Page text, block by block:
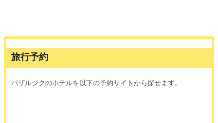
旅行予約
パザルジクのホテルを以下の予約サイトから探せます。